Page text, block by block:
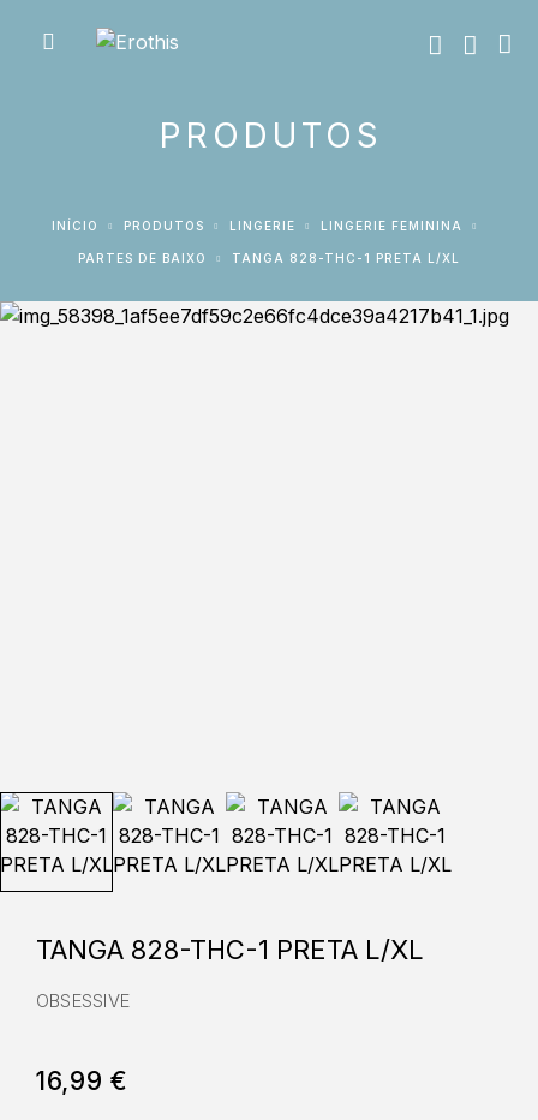
PRODUTOS
INÍCIO PRODUTOS LINGERIE LINGERIE FEMININA
PARTES DE BAIXO TANGA 828-THC-1 PRETA L/XL
TANGA 828-THC-1 PRETA L/XL
OBSESSIVE
16,99 €